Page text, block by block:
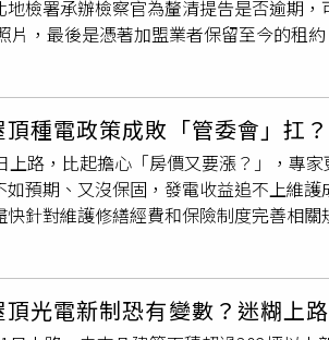
檢署承辦檢察官為釐清提告是否逾期
片，最後是憑著加盟業者保留至今的租
高等法院28年前一份判決，認定外牆並
也不構成竊佔，因此偵結不起訴。家住
沒得到她同意就在騎樓擺餐桌椅，因為
認為85度C的分店負責人和房東共同竊
罪。（圖／翻攝Google Maps）邱姓
只招租「建物一樓」沒出租騎樓和外牆
原本就在，他也否認竊佔。《刑法》
，屬於「最重本刑為三年以上十年未滿
，如果本案有證據可證明外牆最後加
案。北檢發函給台北市松山地政事務所
存期限無法提供，既然難以查明外牆
種電政策成敗「管委會」扛
上路，比起擔心「房價又要漲？」，專
預期、又沒保固，發電收益追不上維
針對維護修繕經費和保險制度完善相
備標準」，8月1日起正式施行新制，
須加裝太陽光電設備。目前傳言住宅有
面積302坪回推基地面積，約600、700
虐，根據能源署統計，全台共33個光
頂光電新制恐有變數？迷糊上